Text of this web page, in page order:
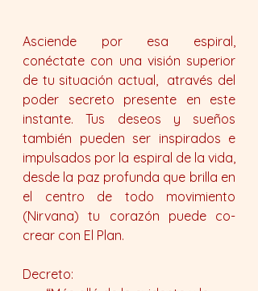
Asciende por esa espiral,
conéctate con una visión superior
de tu situación actual,  através del
poder secreto presente en este
instante. Tus deseos y sueños
también pueden ser inspirados e
impulsados por la espiral de la vida,
desde la paz profunda que brilla en
el centro de todo movimiento
(Nirvana) tu corazón puede co-
crear con El Plan.
Decreto: